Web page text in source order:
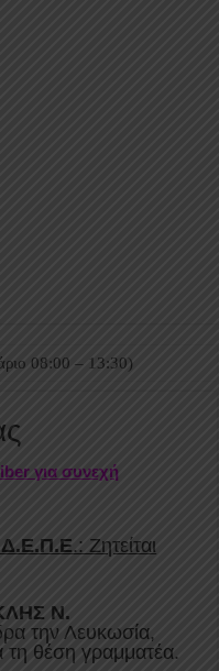
για συνεχή
.: Ζητείται
Ν.
την Λευκωσία,
τη θέση γραμματέα.